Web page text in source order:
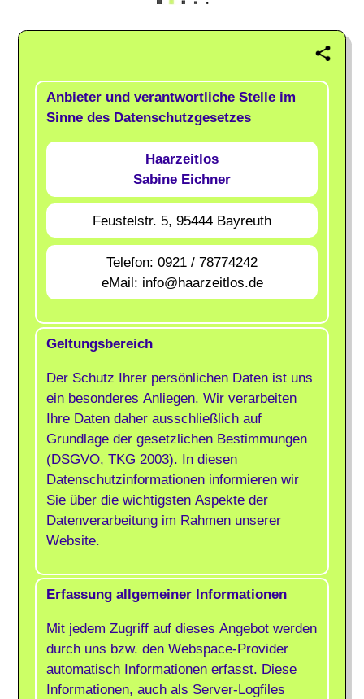
Anbieter und verantwortliche Stelle im
Sinne des Datenschutzgesetzes
Haarzeitlos
Sabine Eichner
Feustelstr. 5, 95444 Bayreuth
Telefon: 0921 / 78774242
eMail: info@haarzeitlos.de
Geltungsbereich
Der Schutz Ihrer persönlichen Daten ist uns
ein besonderes Anliegen. Wir verarbeiten
Ihre Daten daher ausschließlich auf
Grundlage der gesetzlichen Bestimmungen
(DSGVO, TKG 2003). In diesen
Datenschutzinformationen informieren wir
Sie über die wichtigsten Aspekte der
Datenverarbeitung im Rahmen unserer
Website.
Erfassung allgemeiner Informationen
Mit jedem Zugriff auf dieses Angebot werden
durch uns bzw. den Webspace-Provider
automatisch Informationen erfasst. Diese
Informationen, auch als Server-Logfiles